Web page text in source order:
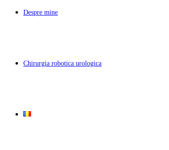
Despre mine
Chirurgia robotica urologica